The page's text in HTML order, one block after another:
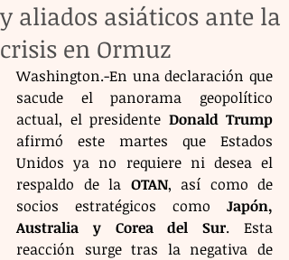
y aliados asiáticos ante la
crisis en Ormuz
Washington.-En una declaración que
sacude el panorama geopolítico
actual, el presidente Donald Trump
afirmó este martes que Estados
Unidos ya no requiere ni desea el
respaldo de la OTAN, así como de
socios estratégicos como Japón,
Australia y Corea del Sur. Esta
reacción surge tras la negativa de